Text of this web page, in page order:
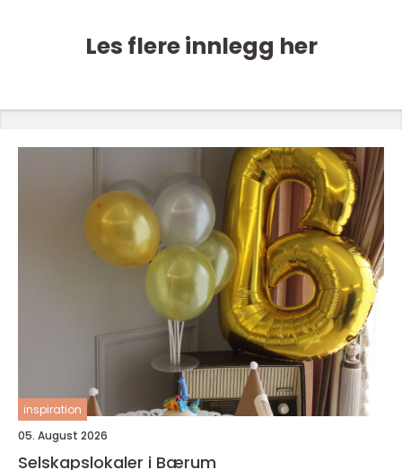
Les flere innlegg her
inspiration
05. August 2026
Selskapslokaler i Bærum